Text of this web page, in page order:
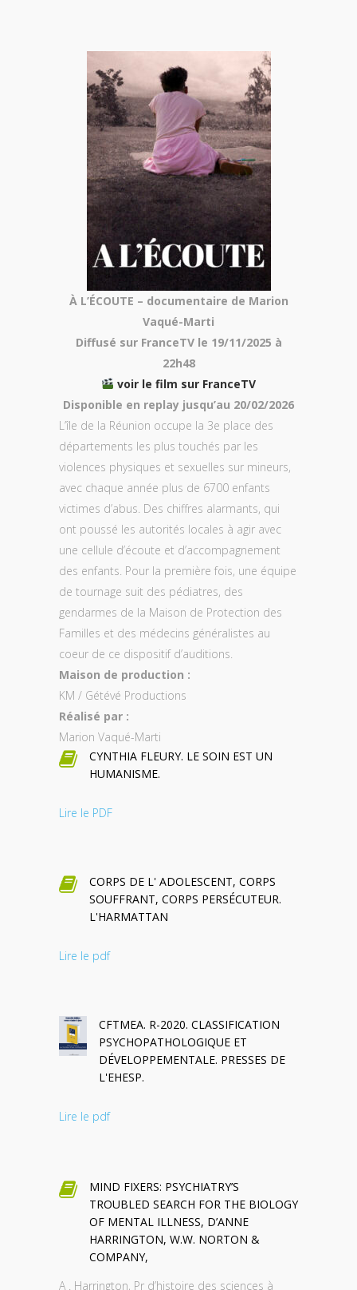
À L’ÉCOUTE – documentaire de Marion
Vaqué-Marti
Diffusé sur FranceTV le 19/11/2025 à
22h48
voir le film sur FranceTV
Disponible en replay jusqu’au 20/02/2026
L’île de la Réunion occupe la 3e place des
départements les plus touchés par les
violences physiques et sexuelles sur mineurs,
avec chaque année plus de 6700 enfants
victimes d’abus. Des chiffres alarmants, qui
ont poussé les autorités locales à agir avec
une cellule d’écoute et d’accompagnement
des enfants. Pour la première fois, une équipe
de tournage suit des pédiatres, des
gendarmes de la Maison de Protection des
Familles et des médecins généralistes au
coeur de ce dispositif d’auditions.
Maison de production :
KM / Gétévé Productions
Réalisé par :
Marion Vaqué-Marti
CYNTHIA FLEURY. LE SOIN EST UN
HUMANISME.
Lire le PDF
CORPS DE L' ADOLESCENT, CORPS
SOUFFRANT, CORPS PERSÉCUTEUR.
L'HARMATTAN
Lire le pdf
CFTMEA. R-2020. CLASSIFICATION
PSYCHOPATHOLOGIQUE ET
DÉVELOPPEMENTALE. PRESSES DE
L'EHESP.
Lire le pdf
MIND FIXERS: PSYCHIATRY’S
TROUBLED SEARCH FOR THE BIOLOGY
OF MENTAL ILLNESS, D’ANNE
HARRINGTON, W.W. NORTON &
COMPANY,
A . Harrington, Pr d’histoire des sciences à